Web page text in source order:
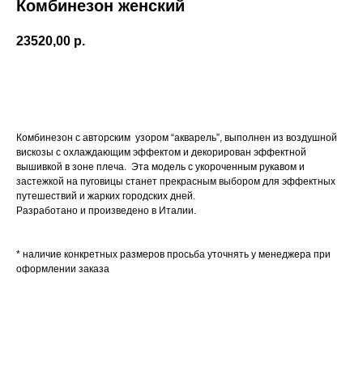
Комбинезон женский
23520,00 р.
Комбинезон с авторским узором “акварель”, выполнен из воздушной
вискозы с охлаждающим эффектом и декорирован эффектной
вышивкой в зоне плеча. Эта модель с укороченным рукавом и
застежкой на пуговицы станет прекрасным выбором для эффектных
путешествий и жарких городских дней.
Разработано и произведено в Италии.
* наличие конкретных размеров просьба уточнять у менеджера при
оформлении заказа